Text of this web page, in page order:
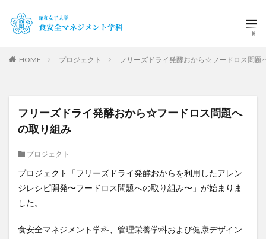
HOME プロジェクト フリーズドライ発酵おから☆フードロス問題
フリーズドライ発酵おから☆フードロス問題へ
の取り組み
プロジェクト
プロジェクト「フリーズドライ発酵おからを利用したアレン
ジレシピ開発〜フードロス問題への取り組み〜」が始まりま
した。
食安全マネジメント学科、管理栄養学科および健康デザイン